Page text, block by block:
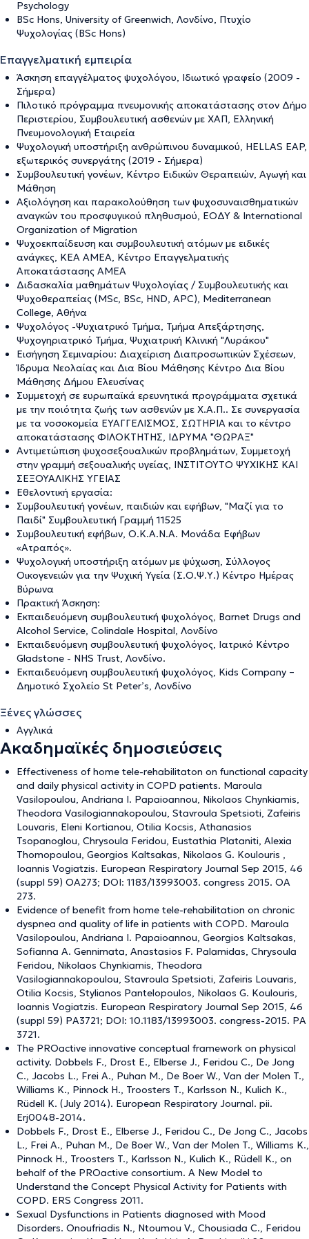
Psychology
BSc Hons, University of Greenwich, Λονδίνο, Πτυχίο
Ψυχολογίας (BSc Hons)
Επαγγελματική εμπειρία
Άσκηση επαγγέλματος ψυχολόγου, Ιδιωτικό γραφείο (2009 -
Σήμερα)
Πιλοτικό πρόγραμμα πνευμονικής αποκατάστασης στον Δήμο
Περιστερίου, Συμβουλευτική ασθενών με ΧΑΠ, Ελληνική
Πνευμονολογική Εταιρεία
Ψυχολογική υποστήριξη ανθρώπινου δυναμικού, HELLAS EAP,
εξωτερικός συνεργάτης (2019 - Σήμερα)
Συμβουλευτική γονέων, Κέντρο Ειδικών Θεραπειών, Αγωγή και
Μάθηση
Αξιολόγηση και παρακολούθηση των ψυχοσυναισθηματικών
αναγκών του προσφυγικού πληθυσμού, ΕΟΔΥ & International
Organization of Migration
Ψυχοεκπαίδευση και συμβουλευτική ατόμων με ειδικές
ανάγκες, ΚΕΑ ΑΜΕΑ, Κέντρο Επαγγελματικής
Αποκατάστασης ΑΜΕΑ
Διδασκαλία μαθημάτων Ψυχολογίας / Συμβουλευτικής και
Ψυχοθεραπείας (MSc, BSc, HND, APC), Mediterranean
College, Αθήνα
Ψυχολόγος -Ψυχιατρικό Τμήμα, Τμήμα Απεξάρτησης,
Ψυχογηριατρικό Τμήμα, Ψυχιατρική Κλινική "Λυράκου"
Εισήγηση Σεμιναρίου: Διαχείριση Διαπροσωπικών Σχέσεων,
Ίδρυμα Νεολαίας και Δια Βίου Μάθησης Κέντρο Δια Βίου
Μάθησης Δήμου Ελευσίνας
Συμμετοχή σε ευρωπαϊκά ερευνητικά προγράμματα σχετικά
με την ποιότητα ζωής των ασθενών με Χ.Α.Π.. Σε συνεργασία
με τα νοσοκομεία ΕΥΑΓΓΕΛΙΣΜΟΣ, ΣΩΤΗΡΙΑ και το κέντρο
αποκατάστασης ΦΙΛΟΚΤΉΤΗΣ, ΙΔΡΥΜΑ "ΘΩΡΑΞ"
Αντιμετώπιση ψυχοσεξουαλικών προβλημάτων, Συμμετοχή
στην γραμμή σεξουαλικής υγείας, ΙΝΣΤΙΤΟΥΤΟ ΨΥΧΙΚΗΣ ΚΑΙ
ΣΕΞΟΥΑΛΙΚΗΣ ΥΓΕΙΑΣ
Εθελοντική εργασία:
Συμβουλευτική γονέων, παιδιών και εφήβων, "Μαζί για το
Παιδί" Συμβουλευτική Γραμμή 11525
Συμβουλευτική εφήβων, Ο.Κ.Α.Ν.Α. Μονάδα Εφήβων
«Ατραπός».
Ψυχολογική υποστήριξη ατόμων με ψύχωση, Σύλλογος
Οικογενειών για την Ψυχική Υγεία (Σ.Ο.Ψ.Υ.) Κέντρο Ημέρας
Βύρωνα
Πρακτική Άσκηση:
Εκπαιδευόμενη συμβουλευτική ψυχολόγος, Barnet Drugs and
Alcohol Service, Colindale Hospital, Λονδίνο
Εκπαιδευόμενη συμβουλευτική ψυχολόγος, Ιατρικό Κέντρο
Gladstone - NHS Trust, Λονδίνο.
Εκπαιδευόμενη συμβουλευτική ψυχολόγος, Kids Company –
Δημοτικό Σχολείο St Peter’s, Λονδίνο
Ξένες γλώσσες
Αγγλικά
Ακαδημαϊκές δημοσιεύσεις
Effectiveness of home tele-rehabilitaton on functional capacity
and daily physical activity in COPD patients. Maroula
Vasilopoulou, Andriana I. Papaioannou, Nikolaos Chynkiamis,
Theodora Vasilogiannakopoulou, Stavroula Spetsioti, Zafeiris
Louvaris, Eleni Kortianou, Otilia Kocsis, Athanasios
Tsopanoglou, Chrysoula Feridou, Eustathia Plataniti, Alexia
Thomopoulou, Georgios Kaltsakas, Nikolaos G. Koulouris ,
Ioannis Vogiatzis. European Respiratory Journal Sep 2015, 46
(suppl 59) OA273; DOI: 1183/13993003. congress 2015. OA
273.
Evidence of benefit from home tele-rehabilitation on chronic
dyspnea and quality of life in patients with COPD. Maroula
Vasilopoulou, Andriana I. Papaioannou, Georgios Kaltsakas,
Sofianna A. Gennimata, Anastasios F. Palamidas, Chrysoula
Feridou, Nikolaos Chynkiamis, Theodora
Vasilogiannakopoulou, Stavroula Spetsioti, Zafeiris Louvaris,
Otilia Kocsis, Stylianos Pantelopoulos, Nikolaos G. Koulouris,
Ioannis Vogiatzis. European Respiratory Journal Sep 2015, 46
(suppl 59) PA3721; DOI: 10.1183/13993003. congress-2015. PA
3721.
The PROactive innovative conceptual framework on physical
activity. Dobbels F., Drost E., Elberse J., Feridou C., De Jong
C., Jacobs L., Frei A., Puhan M., De Boer W., Van der Molen T.,
Williams K., Pinnock H., Troosters T., Karlsson N., Kulich K.,
Rüdell K. (July 2014). European Respiratory Journal. pii.
Erj0048-2014.
Dobbels F., Drost E., Elberse J., Feridou C., De Jong C., Jacobs
L., Frei A., Puhan M., De Boer W., Van der Molen T., Williams K.,
Pinnock H., Troosters T., Karlsson N., Kulich K., Rüdell K., on
behalf of the PROactive consortium. A New Model to
Understand the Concept Physical Activity for Patients with
COPD. ERS Congress 2011.
Sexual Dysfunctions in Patients diagnosed with Mood
Disorders. Onoufriadis N., Ntoumou V., Chousiada C., Feridou